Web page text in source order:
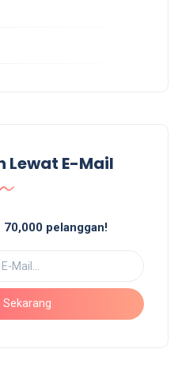
Lewat E-Mail
pelanggan!
Sekarang